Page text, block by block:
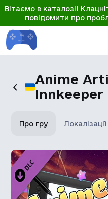
Вітаємо в каталозі!
повідомити про
Anime
Innkeeper
Про гру Локалізації